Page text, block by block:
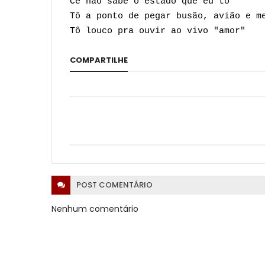
Tô a ponto de pegar busão, avião e
Tô louco pra ouvir ao vivo "amor"
COMPARTILHE
POST COMENTÁRIO
Nenhum comentário